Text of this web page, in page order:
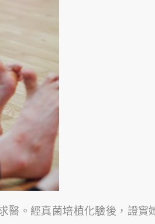
醫。經真菌培植化驗後，證實